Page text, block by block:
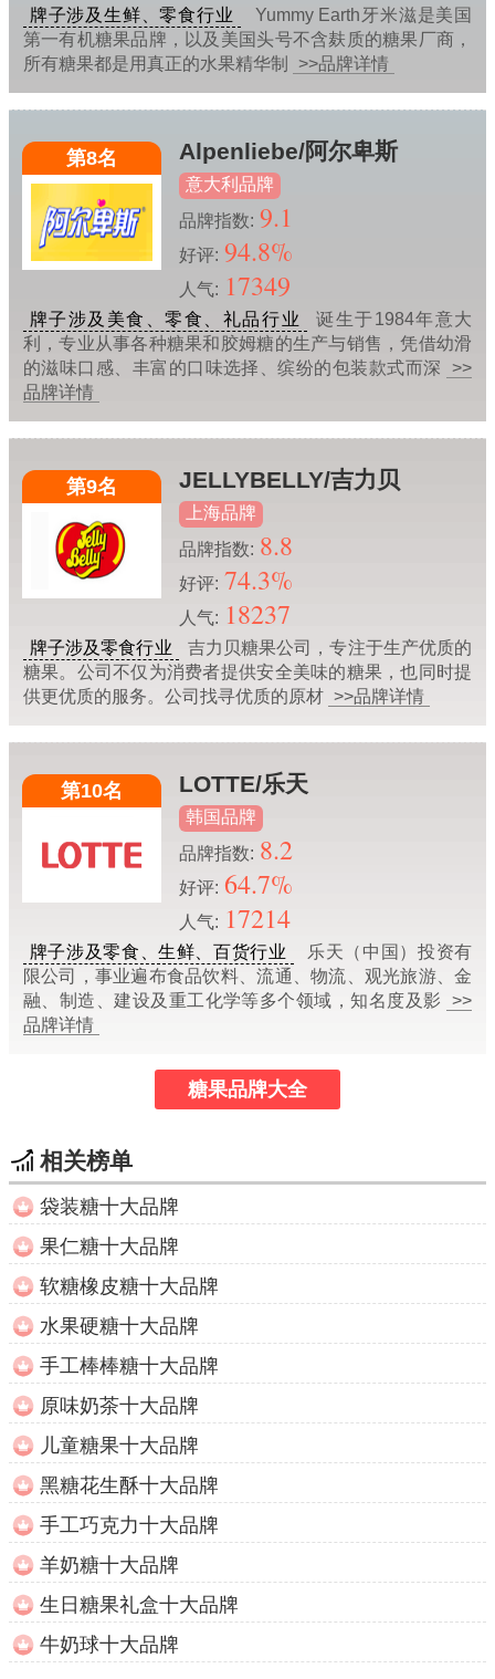
牌子涉及生鲜、零食行业
Yummy Earth牙米滋是美国
第一有机糖果品牌，以及美国头号不含麸质的糖果厂商，
所有糖果都是用真正的水果精华制
>>品牌详情
第8名 Alpenliebe/阿尔卑斯
意大利品牌
品牌指数: 9.1
好评: 94.8%
人气: 17349
牌子涉及美食、零食、礼品行业
诞生于1984年意大
利，专业从事各种糖果和胶姆糖的生产与销售，凭借幼滑
的滋味口感、丰富的口味选择、缤纷的包装款式而深
>>
品牌详情
第9名 JELLYBELLY/吉力贝
上海品牌
品牌指数: 8.8
好评: 74.3%
人气: 18237
牌子涉及零食行业
吉力贝糖果公司，专注于生产优质的
糖果。公司不仅为消费者提供安全美味的糖果，也同时提
供更优质的服务。公司找寻优质的原材 >>品牌详情
第10名 LOTTE/乐天
韩国品牌
品牌指数: 8.2
好评: 64.7%
人气: 17214
牌子涉及零食、生鲜、百货行业
乐天（中国）投资有
限公司，事业遍布食品饮料、流通、物流、观光旅游、金
融、制造、建设及重工化学等多个领域，知名度及影
>>
品牌详情
糖果品牌大全
相关榜单
袋装糖十大品牌
果仁糖十大品牌
软糖橡皮糖十大品牌
水果硬糖十大品牌
手工棒棒糖十大品牌
原味奶茶十大品牌
儿童糖果十大品牌
黑糖花生酥十大品牌
手工巧克力十大品牌
羊奶糖十大品牌
生日糖果礼盒十大品牌
牛奶球十大品牌